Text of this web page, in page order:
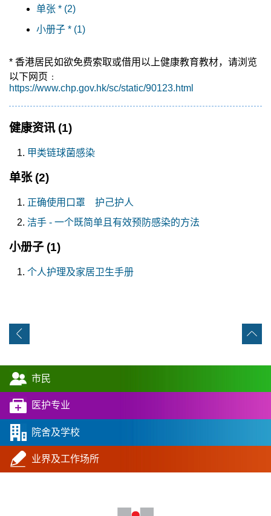
单张 * (2)
小册子 * (1)
* 香港居民如欲免费索取或借用以上健康教育教材，请浏览
以下网页﹕
https://www.chp.gov.hk/sc/static/90123.html
健康资讯 (1)
甲类链球菌感染
单张 (2)
正确使用口罩 护己护人
洁手 - 一个既简单且有效预防感染的方法
小册子 (1)
个人护理及家居卫生手册
市民
医护专业
院舍及学校
业界及工作场所